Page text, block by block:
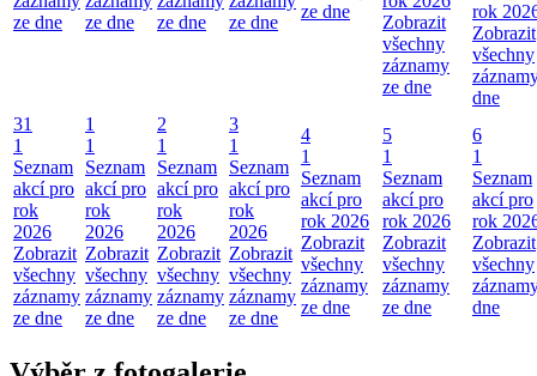
ze dne
ze dne
ze dne
ze dne
ze dne
Zobrazit
všechny
záznamy
ze dne
rok
Zobrazit
všechny
dne
31
1
Seznam
akcí pro
rok
2026
Zobrazit
všechny
záznamy
ze dne
1
1
Seznam
akcí pro
rok
2026
Zobrazit
všechny
záznamy
ze dne
2
1
Seznam
akcí pro
rok
2026
Zobrazit
všechny
záznamy
ze dne
3
1
Seznam
akcí pro
rok
2026
Zobrazit
všechny
záznamy
ze dne
4
1
Seznam
akcí pro
rok 2026
Zobrazit
všechny
záznamy
ze dne
5
1
Seznam
akcí pro
rok 2026
Zobrazit
všechny
záznamy
ze dne
6
1
Seznam
akcí pro
rok
Zobrazit
všechny
dne